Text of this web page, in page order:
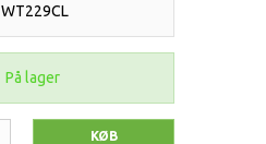
WT229CL
På lager
KØB